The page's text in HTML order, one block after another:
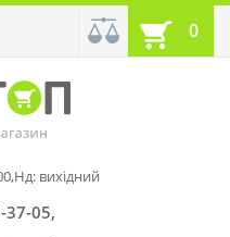
0
Нд: вихідний
37-05